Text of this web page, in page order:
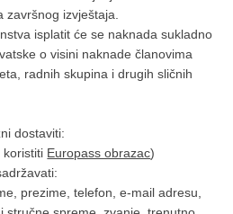
izvještaja.
isplatit će se naknada sukladno
o visini naknade članovima
radnih skupina i drugih sličnih
dostaviti:
Europass obrazac)
telefon, e-mail adresu,